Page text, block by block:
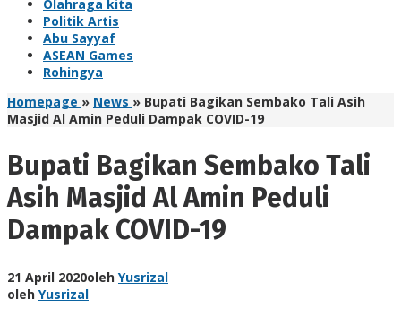
Olahraga kita
Politik Artis
Abu Sayyaf
ASEAN Games
Rohingya
Homepage » News » Bupati Bagikan Sembako Tali Asih
Masjid Al Amin Peduli Dampak COVID-19
Bupati Bagikan Sembako Tali
Asih Masjid Al Amin Peduli
Dampak COVID-19
21 April 2020oleh Yusrizal
oleh Yusrizal